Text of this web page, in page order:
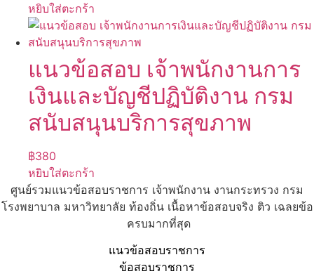
หยิบใส่ตะกร้า
แนวข้อสอบ เจ้าพนักงานการ
เงินและบัญชีปฏิบัติงาน กรม
สนับสนุนบริการสุขภาพ
฿380
หยิบใส่ตะกร้า
ศูนย์รวมแนวข้อสอบราชการ เจ้าพนักงาน งานกระทรวง กรม
โรงพยาบาล มหาวิทยาลัย ท้องถิ่น เนื้อหาข้อสอบจริง ติว เฉลยข้อ
ครบมากที่สุด
แนวข้อสอบราชการ
ข้อสอบราชการ